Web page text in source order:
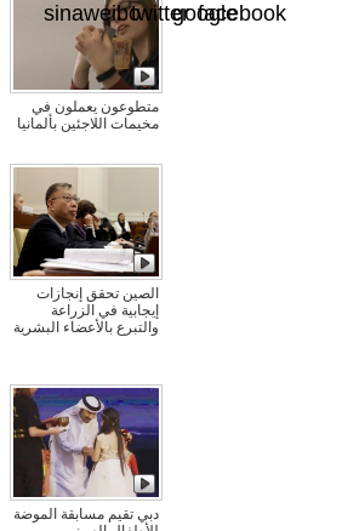
facebook
google
twitter
sinaweibo
متطوعون يعملون في
مخيمات اللاجئين بألمانيا
الصين تحقق إنجازات
إيجابية في الزراعة
والتبرع بالأعضاء البشرية
دبي تقيم مسابقة الموضة